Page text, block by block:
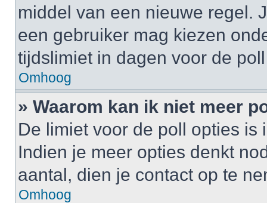
middel van een nieuwe regel.
een gebruiker mag kiezen
tijdslimiet in dagen voor de
Omhoog
» Waarom kan ik niet meer
De limiet voor de poll opties is
Indien je meer opties denkt
aantal, dien je contact op te
Omhoog